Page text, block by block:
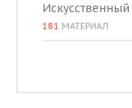
Искусственный
181 МАТЕРИАЛ